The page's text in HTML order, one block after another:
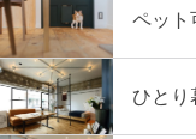
ペット
ひとり